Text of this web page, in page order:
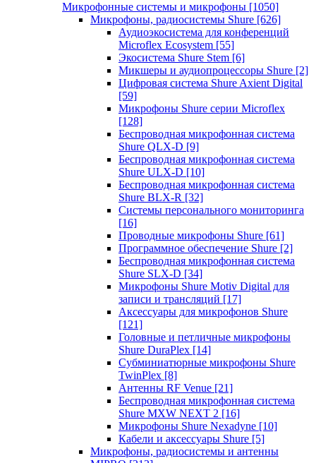
Микрофонные системы и микрофоны [1050]
Микрофоны, радиосистемы Shure [626]
Аудиоэкосистема для конференций
Microflex Ecosystem [55]
Экосистема Shure Stem [6]
Микшеры и аудиопроцессоры Shure [2]
Цифровая система Shure Axient Digital
[59]
Микрофоны Shure серии Microflex
[128]
Беспроводная микрофонная система
Shure QLX-D [9]
Беспроводная микрофонная система
Shure ULX-D [10]
Беспроводная микрофонная система
Shure BLX-R [32]
Системы персонального мониторинга
[16]
Проводные микрофоны Shure [61]
Программное обеспечение Shure [2]
Беспроводная микрофонная система
Shure SLX-D [34]
Микрофоны Shure Motiv Digital для
записи и трансляций [17]
Аксессуары для микрофонов Shure
[121]
Головные и петличные микрофоны
Shure DuraPlex [14]
Субминиатюрные микрофоны Shure
TwinPlex [8]
Антенны RF Venue [21]
Беспроводная микрофонная система
Shure MXW NEXT 2 [16]
Микрофоны Shure Nexadyne [10]
Кабели и аксессуары Shure [5]
Микрофоны, радиосистемы и антенны